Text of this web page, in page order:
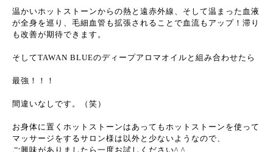
温かいホットストーンからの熱と遠赤外線、そして温まった血液
が全身を巡り、毛細血管も拡張されることで血流もアップ！滞り
も改善が期待できます。
そしてTAWAN BLUEのディープアロマオイルと組み合わせたら
最強！！！
間違いなしです。（笑）
お身体に置くホットストーンはあってもホットストーンを使って
マッサージをするサロン様は以外と少ないようなので、
ご興味がありましたら一度お試しください^ ^